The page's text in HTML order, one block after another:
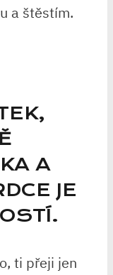
a štěstím.
A
JE
ti přeji jen